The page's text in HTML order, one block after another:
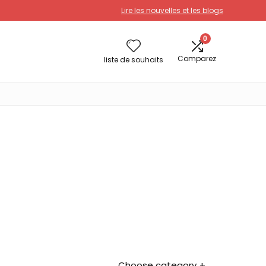
Lire les nouvelles et les blogs
liste de souhaits
0
Comparez